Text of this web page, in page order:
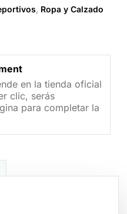
Ropa y Calzado
en la tienda oficial
clic, serás
para completar la